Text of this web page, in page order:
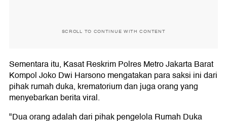
SCROLL TO CONTINUE WITH CONTENT
Sementara itu, Kasat Reskrim Polres Metro Jakarta Barat
Kompol Joko Dwi Harsono mengatakan para saksi ini dari
pihak rumah duka, krematorium dan juga orang yang
menyebarkan berita viral.
"Dua orang adalah dari pihak pengelola Rumah Duka